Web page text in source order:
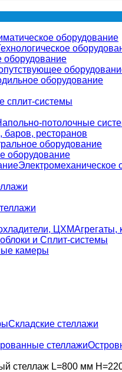
оборудование
оборудование
оборудование
сплит-системы
потолочные
ресторанов
оборудование
оборудование
Электромеханическое
Агрегаты,
и Сплит-системы
камеры
Складские стеллажи
стеллажи
стеллаж L=800 мм